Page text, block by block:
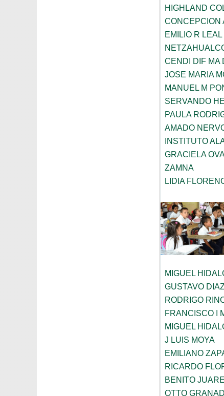
HIGHLAND
CONCEPCION
EMILIO R LEAL
CENDI DIF MA
JOSE MARIA
MANUEL M
SERVANDO
PAULA
AMADO
INSTITUTO
GRACIELA
ZAMNA
LIDIA
MIGUEL
GUSTAVO
RODRIGO
FRANCISCO I
MIGUEL
J LUIS MOYA
EMILIANO
RICARDO
BENITO
OTTO